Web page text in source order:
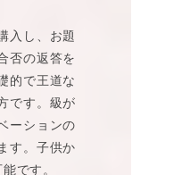
入し、お題
否の返答を
的で王道な
です。級が
ーションの
す。子供か
です。